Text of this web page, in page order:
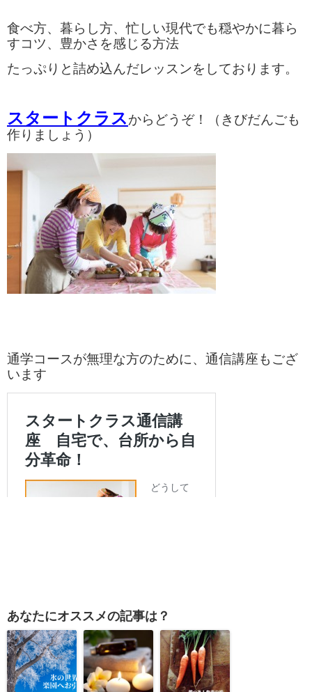
食べ方、暮らし方、忙しい現代でも穏やかに暮ら
すコツ、豊かさを感じる方法
たっぷりと詰め込んだレッスンをしております。
スタートクラスからどうぞ！（きびだんごも
作りましょう）
通学コースが無理な方のために、通信講座もござ
います
あなたにオススメの記事は？